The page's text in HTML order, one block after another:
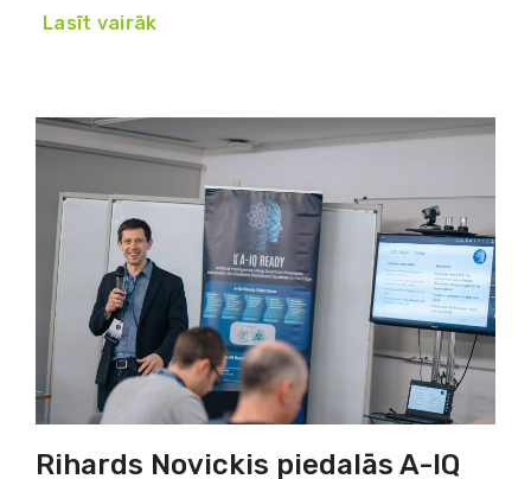
Lasīt vairāk
Rihards Novickis piedalās A-IQ